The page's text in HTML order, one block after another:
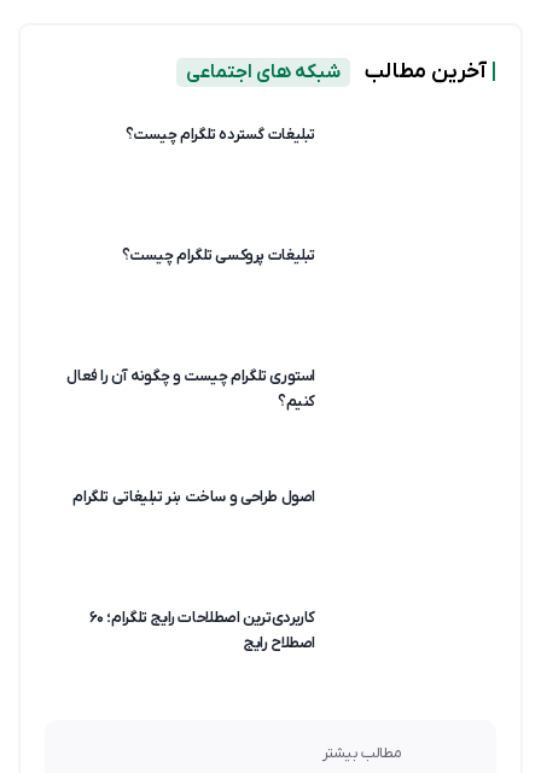
آخرین مطالب شبکه های اجتماعی
تبلیغات گسترده تلگرام چیست؟
تبلیغات پروکسی تلگرام چیست؟
استوری تلگرام چیست و چگونه آن را فعال
کنیم؟
اصول طراحی و ساخت بنر تبلیغاتی تلگرام
کاربردی‌ترین اصطلاحات رایج تلگرام؛ ۶۰
اصطلاح رایج
مطالب بیشتر